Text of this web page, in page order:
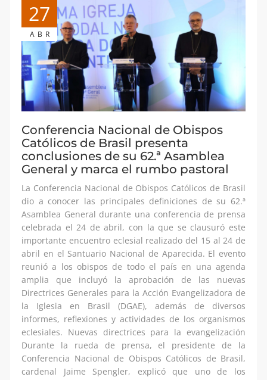
27
ABR
Conferencia Nacional de Obispos
Católicos de Brasil presenta
conclusiones de su 62.ª Asamblea
General y marca el rumbo pastoral
La Conferencia Nacional de Obispos Católicos de Brasil
dio a conocer las principales definiciones de su 62.ª
Asamblea General durante una conferencia de prensa
celebrada el 24 de abril, con la que se clausuró este
importante encuentro eclesial realizado del 15 al 24 de
abril en el Santuario Nacional de Aparecida. El evento
reunió a los obispos de todo el país en una agenda
amplia que incluyó la aprobación de las nuevas
Directrices Generales para la Acción Evangelizadora de
la Iglesia en Brasil (DGAE), además de diversos
informes, reflexiones y actividades de los organismos
eclesiales. Nuevas directrices para la evangelización
Durante la rueda de prensa, el presidente de la
Conferencia Nacional de Obispos Católicos de Brasil,
cardenal Jaime Spengler, explicó que uno de los